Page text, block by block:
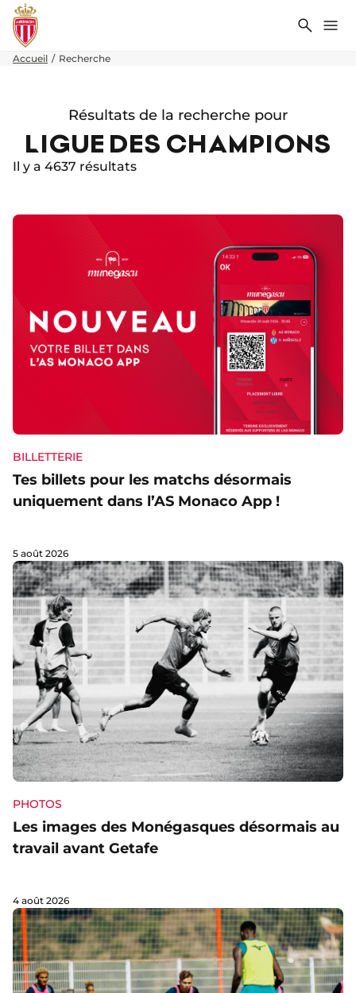
Accueil Recherche
Résultats de la recherche pour
LIGUE DES CHAMPIONS
Il y a 4637 résultats
BILLETTERIE
Tes billets pour les matchs désormais
uniquement dans l’AS Monaco App !
5 août 2026
PHOTOS
Les images des Monégasques désormais au
travail avant Getafe
4 août 2026